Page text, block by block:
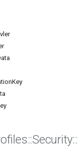
::Security::